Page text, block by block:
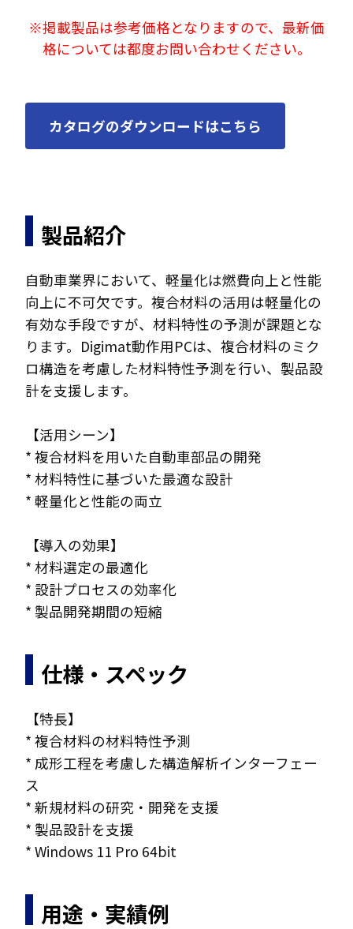
※掲載製品は参考価格となりますので、最新価
格については都度お問い合わせください。
カタログのダウンロードはこちら
製品紹介
自動車業界において、軽量化は燃費向上と性能
向上に不可欠です。複合材料の活用は軽量化の
有効な手段ですが、材料特性の予測が課題とな
ります。Digimat動作用PCは、複合材料のミク
ロ構造を考慮した材料特性予測を行い、製品設
計を支援します。
【活用シーン】
* 複合材料を用いた自動車部品の開発
* 材料特性に基づいた最適な設計
* 軽量化と性能の両立
【導入の効果】
* 材料選定の最適化
* 設計プロセスの効率化
* 製品開発期間の短縮
仕様・スペック
【特長】
* 複合材料の材料特性予測
* 成形工程を考慮した構造解析インターフェー
ス
* 新規材料の研究・開発を支援
* 製品設計を支援
* Windows 11 Pro 64bit
用途・実績例